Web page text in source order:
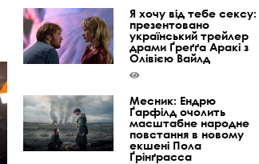
Я хочу від тебе сексу:
презентовано
український трейлер
драми Ґреґґа Аракі з
Олівією Вайлд
Месник: Ендрю
Ґарфілд очолить
масштабне народне
повстання в новому
екшені Пола
Ґрінґрасса